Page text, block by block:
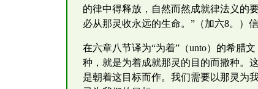
的律中得释放，自然而然成就律法义的
必从那灵收永远的生命。”（加六8。）
在六章八节译为“为着”（unto）的希腊
种，就是为着成就那灵的目的而撒种。
是朝着这目标而作。我们需要以那灵为